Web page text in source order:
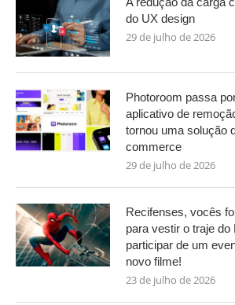
do UX design
29 de julho de 2026
Photoroom passa
aplicativo de
tornou uma solução
commerce
29 de julho de 2026
Recifenses, vocês
para vestir o traje
participar de um
novo filme!
23 de julho de 2026